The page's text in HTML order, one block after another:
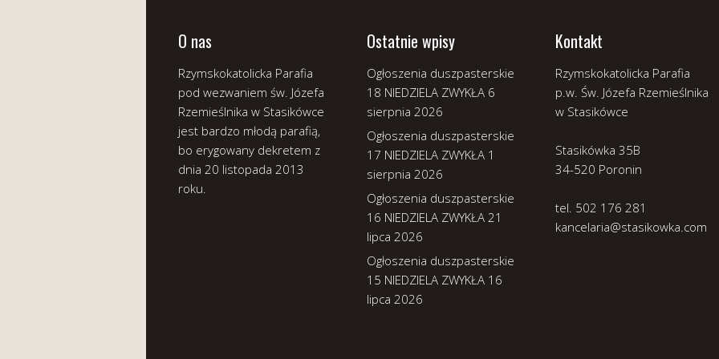
O nas
Rzymskokatolicka Parafia
pod wezwaniem św. Józefa
Rzemieślnika w Stasikówce
jest bardzo młodą parafią,
bo erygowany dekretem z
dnia 20 listopada 2013
roku.
Ostatnie wpisy
Ogłoszenia duszpasterskie
18 NIEDZIELA ZWYKŁA 6
sierpnia 2026
Ogłoszenia duszpasterskie
17 NIEDZIELA ZWYKŁA 1
sierpnia 2026
Ogłoszenia duszpasterskie
16 NIEDZIELA ZWYKŁA 21
lipca 2026
Ogłoszenia duszpasterskie
15 NIEDZIELA ZWYKŁA 16
lipca 2026
Kontakt
Rzymskokatolicka Parafia
p.w. Św. Józefa Rzemieślnika
w Stasikówce
Stasikówka 35B
34-520 Poronin
tel. 502 176 281
kancelaria@stasikowka.com